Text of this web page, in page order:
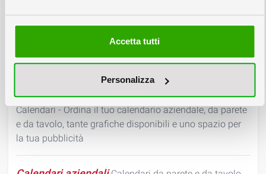
Accetta tutti
Personalizza
Espositore roll up - Il sito degli espositori, espositore
cartonato, espositore durevole, per esporre prodotti o
pubblicità. Preventivi ed ordini online, alta qualità e
prezzi competitivi a partire da una copia
Calendari - Ordina il tuo calendario aziendale, da parete
e da tavolo, tante grafiche disponibili e uno spazio per
la tua pubblicità